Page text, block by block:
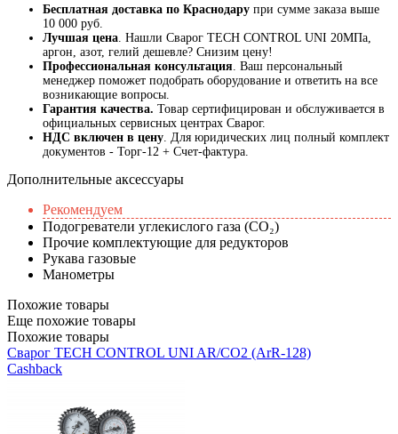
Бесплатная доставка по Краснодару при сумме заказа выше
10 000 руб.
Лучшая цена. Нашли Сварог TECH CONTROL UNI 20МПа,
аргон, азот, гелий дешевле? Снизим цену!
Профессиональная консультация. Ваш персональный
менеджер поможет подобрать оборудование и ответить на все
возникающие вопросы.
Гарантия качества. Товар сертифицирован и обслуживается в
официальных сервисных центрах Сварог.
НДС включен в цену. Для юридических лиц полный комплект
документов - Торг-12 + Счет-фактура.
Дополнительные аксессуары
Рекомендуем
Подогреватели углекислого газа (CO₂)
Прочие комплектующие для редукторов
Рукава газовые
Манометры
Похожие товары
Еще похожие товары
Похожие товары
Сварог TECH CONTROL UNI AR/CO2 (ArR-128)
Cashback